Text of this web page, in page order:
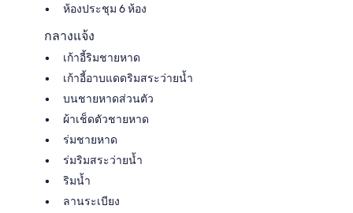
ห้องประชุม 6 ห้อง
กลางแจ้ง
เก้าอี้ริมชายหาด
เก้าอี้อาบแดดริมสระว่ายน้ำ
บนชายหาดส่วนตัว
ผ้าเช็ดตัวชายหาด
ร่มชายหาด
ร่มริมสระว่ายน้ำ
ริมน้ำ
ลานระเบียง